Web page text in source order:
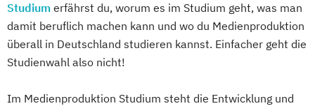
Studium erfährst du, worum es im Studium geht, was man
damit beruflich machen kann und wo du Medienproduktion
überall in Deutschland studieren kannst. Einfacher geht die
Studienwahl also nicht!
Im Medienproduktion Studium steht die Entwicklung und